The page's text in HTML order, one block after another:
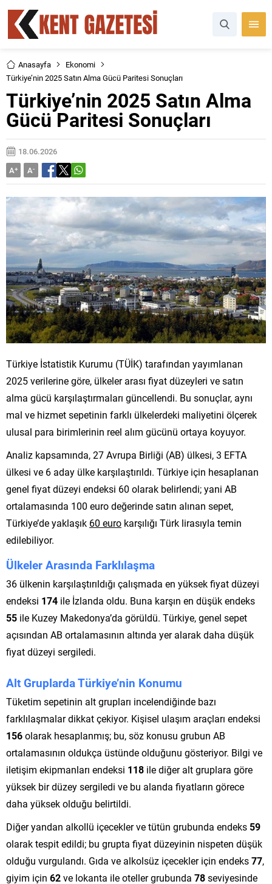
Anasayfa
Ekonomi
Türkiye’nin 2025 Satın Alma Gücü Paritesi Sonuçları
Türkiye’nin 2025 Satın Alma
Gücü Paritesi Sonuçları
18.06.2026
A+ A-
Türkiye İstatistik Kurumu (TÜİK) tarafından yayımlanan
2025 verilerine göre, ülkeler arası fiyat düzeyleri ve satın
alma gücü karşılaştırmaları güncellendi. Bu sonuçlar, aynı
mal ve hizmet sepetinin farklı ülkelerdeki maliyetini ölçerek
ulusal para birimlerinin reel alım gücünü ortaya koyuyor.
Analiz kapsamında, 27 Avrupa Birliği (AB) ülkesi, 3 EFTA
ülkesi ve 6 aday ülke karşılaştırıldı. Türkiye için hesaplanan
genel fiyat düzeyi endeksi 60 olarak belirlendi; yani AB
ortalamasında 100 euro değerinde satın alınan sepet,
Türkiye’de yaklaşık 60 euro karşılığı Türk lirasıyla temin
edilebiliyor.
Ülkeler Arasında Farklılaşma
36 ülkenin karşılaştırıldığı çalışmada en yüksek fiyat düzeyi
endeksi 174 ile İzlanda oldu. Buna karşın en düşük endeks
55 ile Kuzey Makedonya’da görüldü. Türkiye, genel sepet
açısından AB ortalamasının altında yer alarak daha düşük
fiyat düzeyi sergiledi.
Alt Gruplarda Türkiye’nin Konumu
Tüketim sepetinin alt grupları incelendiğinde bazı
farklılaşmalar dikkat çekiyor. Kişisel ulaşım araçları endeksi
156olarak hesaplanmış; bu, söz konusu grubun AB
ortalamasının oldukça üstünde olduğunu gösteriyor. Bilgi ve
iletişim ekipmanları endeksi 118 ile diğer alt gruplara göre
yüksek bir düzey sergiledi ve bu alanda fiyatların görece
daha yüksek olduğu belirtildi.
Diğer yandan alkollü içecekler ve tütün grubunda endeks 59
olarak tespit edildi; bu grupta fiyat düzeyinin nispeten düşük
olduğu vurgulandı. Gıda ve alkolsüz içecekler için endeks77,
giyim için 62ve lokanta ile oteller grubunda 78seviyesinde